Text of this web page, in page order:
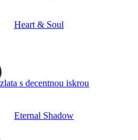
s decentnou iskrou
Heart & Soul
Eternal Shadow